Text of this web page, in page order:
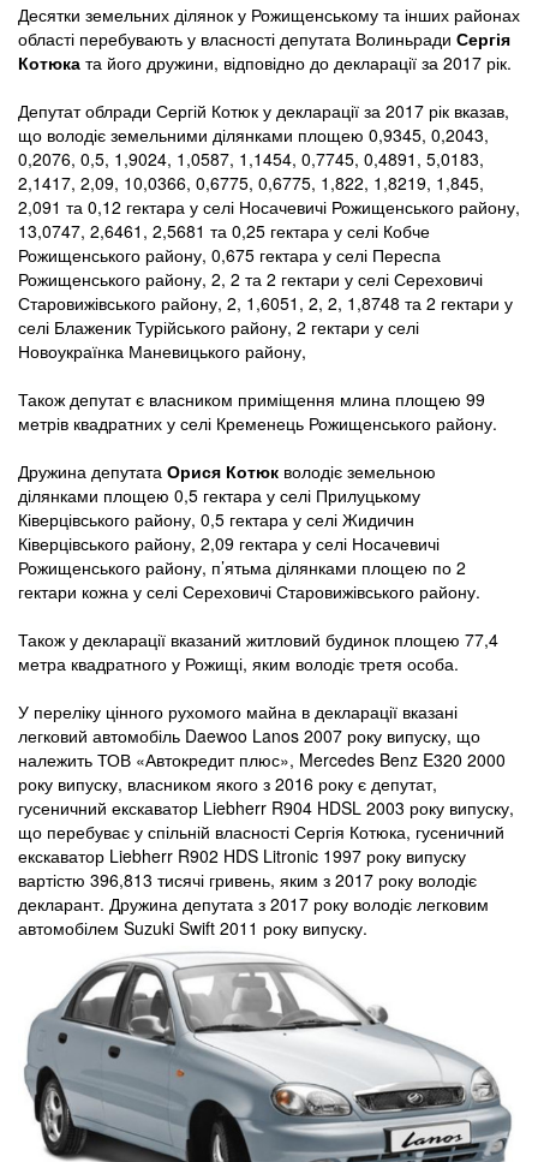
Десятки земельних ділянок у Рожищенському та інших районах
області перебувають у власності депутата Волиньради Сергія
Котюка та його дружини, відповідно до декларації за 2017 рік.
Депутат облради Сергій Котюк у декларації за 2017 рік вказав,
що володіє земельними ділянками площею 0,9345, 0,2043,
0,2076, 0,5, 1,9024, 1,0587, 1,1454, 0,7745, 0,4891, 5,0183,
2,1417, 2,09, 10,0366, 0,6775, 0,6775, 1,822, 1,8219, 1,845,
2,091 та 0,12 гектара у селі Носачевичі Рожищенського району,
13,0747, 2,6461, 2,5681 та 0,25 гектара у селі Кобче
Рожищенського району, 0,675 гектара у селі Переспа
Рожищенського району, 2, 2 та 2 гектари у селі Сереховичі
Старовижівського району, 2, 1,6051, 2, 2, 1,8748 та 2 гектари у
селі Блаженик Турійського району, 2 гектари у селі
Новоукраїнка Маневицького району,
Також депутат є власником приміщення млина площею 99
метрів квадратних у селі Кременець Рожищенського району.
Дружина депутата Орися Котюк володіє земельною
ділянками площею 0,5 гектара у селі Прилуцькому
Ківерцівського району, 0,5 гектара у селі Жидичин
Ківерцівського району, 2,09 гектара у селі Носачевичі
Рожищенського району, п’ятьма ділянками площею по 2
гектари кожна у селі Сереховичі Старовижівського району.
Також у декларації вказаний житловий будинок площею 77,4
метра квадратного у Рожищі, яким володіє третя особа.
У переліку цінного рухомого майна в декларації вказані
легковий автомобіль Daewoo Lanos 2007 року випуску, що
належить ТОВ «Автокредит плюс», Mercedes Benz E320 2000
року випуску, власником якого з 2016 року є депутат,
гусеничний екскаватор Liebherr R904 HDSL 2003 року випуску,
що перебуває у спільній власності Сергія Котюка, гусеничний
екскаватор Liebherr R902 HDS Litronic 1997 року випуску
вартістю 396,813 тисячі гривень, яким з 2017 року володіє
декларант. Дружина депутата з 2017 року володіє легковим
автомобілем Suzuki Swift 2011 року випуску.